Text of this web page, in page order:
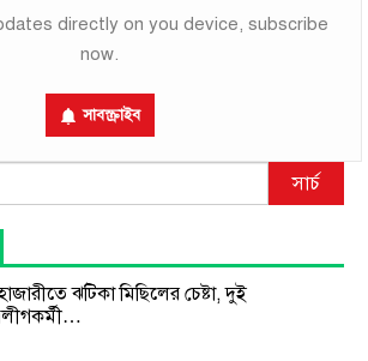
directly on you device, subscribe
now.
সাবস্ক্রাইব
সার্চ
ঝটিকা মিছিলের চেষ্টা, দুই